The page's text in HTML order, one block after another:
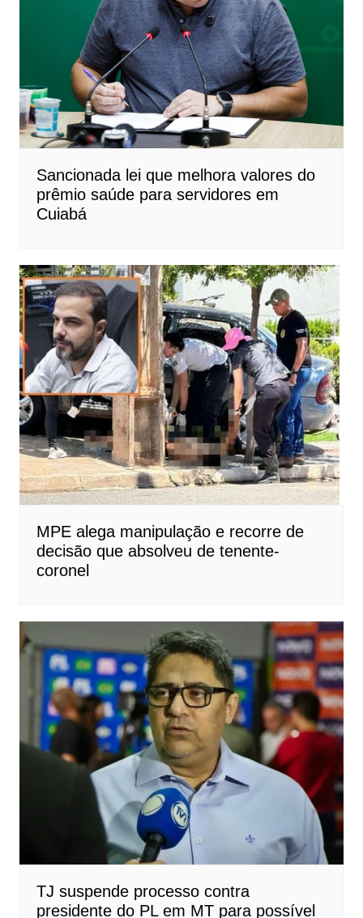
Sancionada lei que melhora valores do
prêmio saúde para servidores em
Cuiabá
MPE alega manipulação e recorre de
decisão que absolveu de tenente-
coronel
TJ suspende processo contra
presidente do PL em MT para possível